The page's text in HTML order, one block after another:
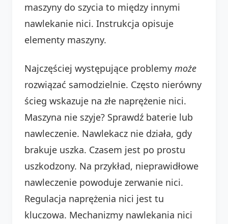
maszyny do szycia to między innymi
nawlekanie nici. Instrukcja opisuje
elementy maszyny.
Najczęściej występujące problemy może
rozwiązać samodzielnie. Często nierówny
ścieg wskazuje na złe naprężenie nici.
Maszyna nie szyje? Sprawdź baterie lub
nawleczenie. Nawlekacz nie działa, gdy
brakuje uszka. Czasem jest po prostu
uszkodzony. Na przykład, nieprawidłowe
nawleczenie powoduje zerwanie nici.
Regulacja naprężenia nici jest tu
kluczowa. Mechanizmy nawlekania nici